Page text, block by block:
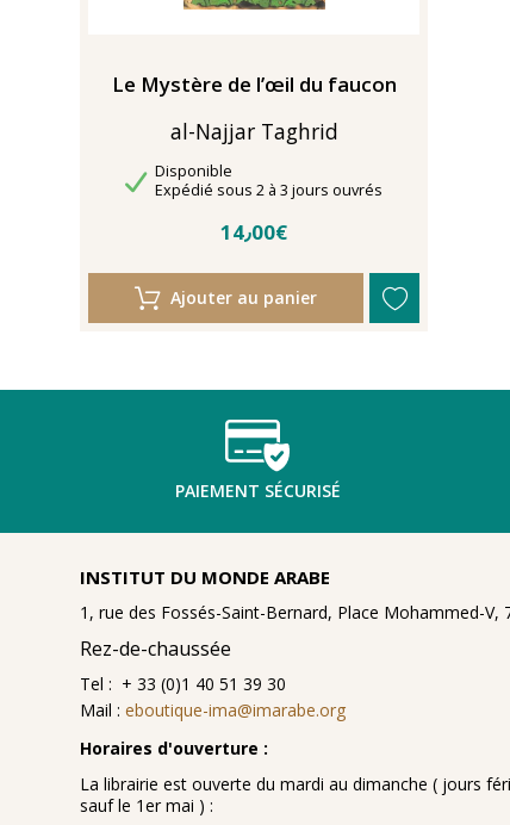
Le Mystère de l’œil du faucon
al-Najjar Taghrid
Disponibilité
Disponible
Délais de livraison
Expédié sous 2 à 3 jours ouvrés
14٫00€
Ajouter au panier
PAIEMENT SÉCURISÉ
INSTITUT DU MONDE ARABE
1, rue des Fossés-Saint-Bernard, Place Mohammed-V,
Rez-de-chaussée
Tel : + 33 (0)1 40 51 39 30
Mail :eboutique-ima@imarabe.org
Horaires d'ouverture :
La librairie est ouverte du mardi au dimanche ( jours
sauf le 1er mai ) :